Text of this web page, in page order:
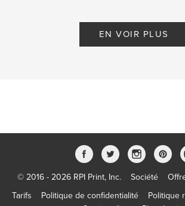
EN VOIR PLUS
© 2016 - 2026 RPI Print, Inc. Société
Tarifs
Politique de confidentialité
Politique